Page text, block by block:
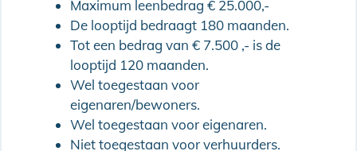
Maximum leenbedrag € 25.000,-
De looptijd bedraagt 180 maanden.
Tot een bedrag van € 7.500 ,- is de
looptijd 120 maanden.
Wel toegestaan voor
eigenaren/bewoners.
Wel toegestaan voor eigenaren.
Niet toegestaan voor verhuurders.